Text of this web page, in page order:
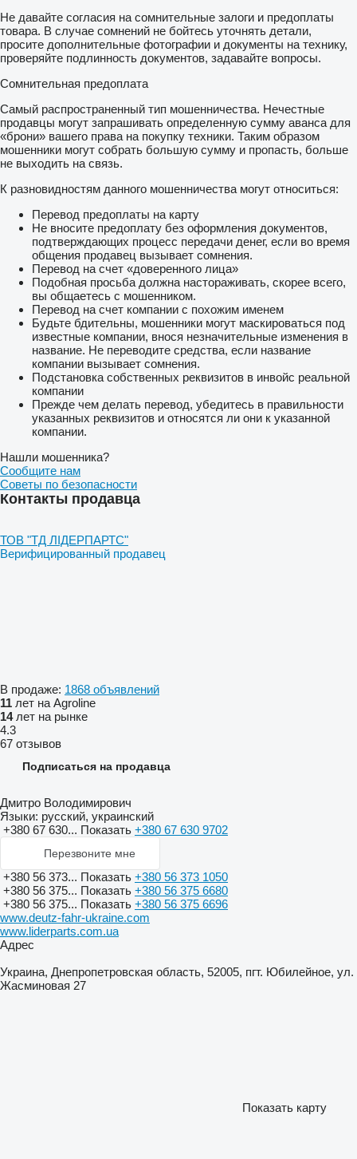
Не давайте согласия на сомнительные залоги и предоплаты
товара. В случае сомнений не бойтесь уточнять детали,
просите дополнительные фотографии и документы на технику,
проверяйте подлинность документов, задавайте вопросы.
Сомнительная предоплата
Самый распространенный тип мошенничества. Нечестные
продавцы могут запрашивать определенную сумму аванса для
«брони» вашего права на покупку техники. Таким образом
мошенники могут собрать большую сумму и пропасть, больше
не выходить на связь.
К разновидностям данного мошенничества могут относиться:
Перевод предоплаты на карту
Не вносите предоплату без оформления документов,
подтверждающих процесс передачи денег, если во время
общения продавец вызывает сомнения.
Перевод на счет «доверенного лица»
Подобная просьба должна настораживать, скорее всего,
вы общаетесь с мошенником.
Перевод на счет компании с похожим именем
Будьте бдительны, мошенники могут маскироваться под
известные компании, внося незначительные изменения в
название. Не переводите средства, если название
компании вызывает сомнения.
Подстановка собственных реквизитов в инвойс реальной
компании
Прежде чем делать перевод, убедитесь в правильности
указанных реквизитов и относятся ли они к указанной
компании.
Нашли мошенника?
Сообщите нам
Советы по безопасности
Контакты продавца
ТОВ "ТД ЛІДЕРПАРТС"
Верифицированный продавец
В продаже: 1868 объявлений
11 лет на Agroline
14лет на рынке
4.3
67 отзывов
Подписаться на продавца
Дмитро Володимирович
Языки: русский, украинский
+380 67 630... Показать +380 67 630 9702
Перезвоните мне
+380 56 373... Показать +380 56 373 1050
+380 56 375... Показать +380 56 375 6680
+380 56 375... Показать +380 56 375 6696
www.deutz-fahr-ukraine.com
www.liderparts.com.ua
Адрес
Украина, Днепропетровская область, 52005, пгт. Юбилейное, ул.
Жасминовая 27
Показать карту